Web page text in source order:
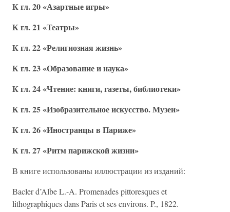
К гл. 20 «Азартные игры»
К гл. 21 «Театры»
К гл. 22 «Религиозная жизнь»
К гл. 23 «Образование и наука»
К гл. 24 «Чтение: книги, газеты, библиотеки»
К гл. 25 «Изобразительное искусство. Музеи»
К гл. 26 «Иностранцы в Париже»
К гл. 27 «Ритм парижской жизни»
В книге использованы иллюстрации из изданий:
Вacler d’Albe L.-A. Promenades pittoresques et
lithographiques dans Paris et ses environs. P., 1822.